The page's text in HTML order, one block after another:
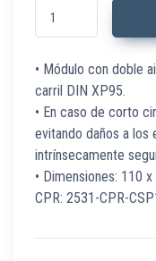
B02866-00 Módulo de
• Módulo con doble
carril DIN XP95.
• En caso de corto
evitando daños a los
intrínsecamente
• Dimensiones: 110
CPR: 2531-CPR-